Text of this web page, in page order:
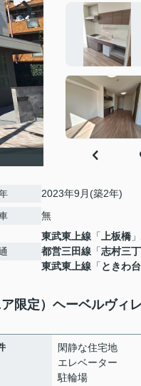
2023年9月(築2年)
無
東武東上線 「 上板橋
都営三田線 「志村三
東武東上線 「 ときわ台
ア限定）ヘーベルヴィ
閑静な住宅地
エレベーター
駐輪場